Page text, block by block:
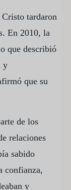
tardaron
En 2010, la
que describió
y
que su
de los
relaciones
sabido
confianza,
y